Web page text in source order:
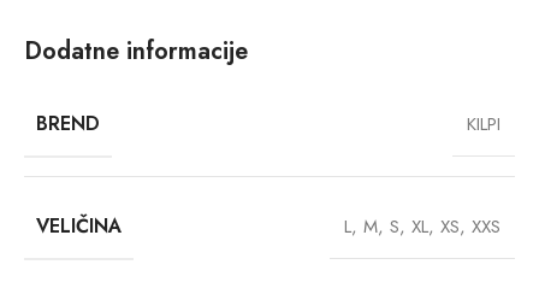
Dodatne informacije
BREND KILPI
VELIČINA L, M, S, XL, XS, XXS